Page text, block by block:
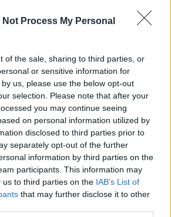
Not Process My Personal
of the sale, sharing to third parties, or
or sensitive information for
us, please use the below opt-out
selection. Please note that after your
you may continue seeing
on personal information utilized by
disclosed to third parties prior to
separately opt-out of the further
information by third parties on the
participants. This information may
us to third parties on the IAB’s List of
that may further disclose it to other
61% στην εγκατεστημένη
από ανανεώσιμες